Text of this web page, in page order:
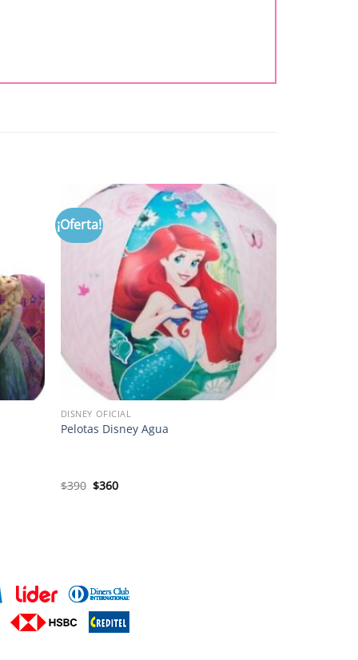
¡Oferta!
DISNEY OFICIAL
Pelotas Disney Agua
$390 El
$360El